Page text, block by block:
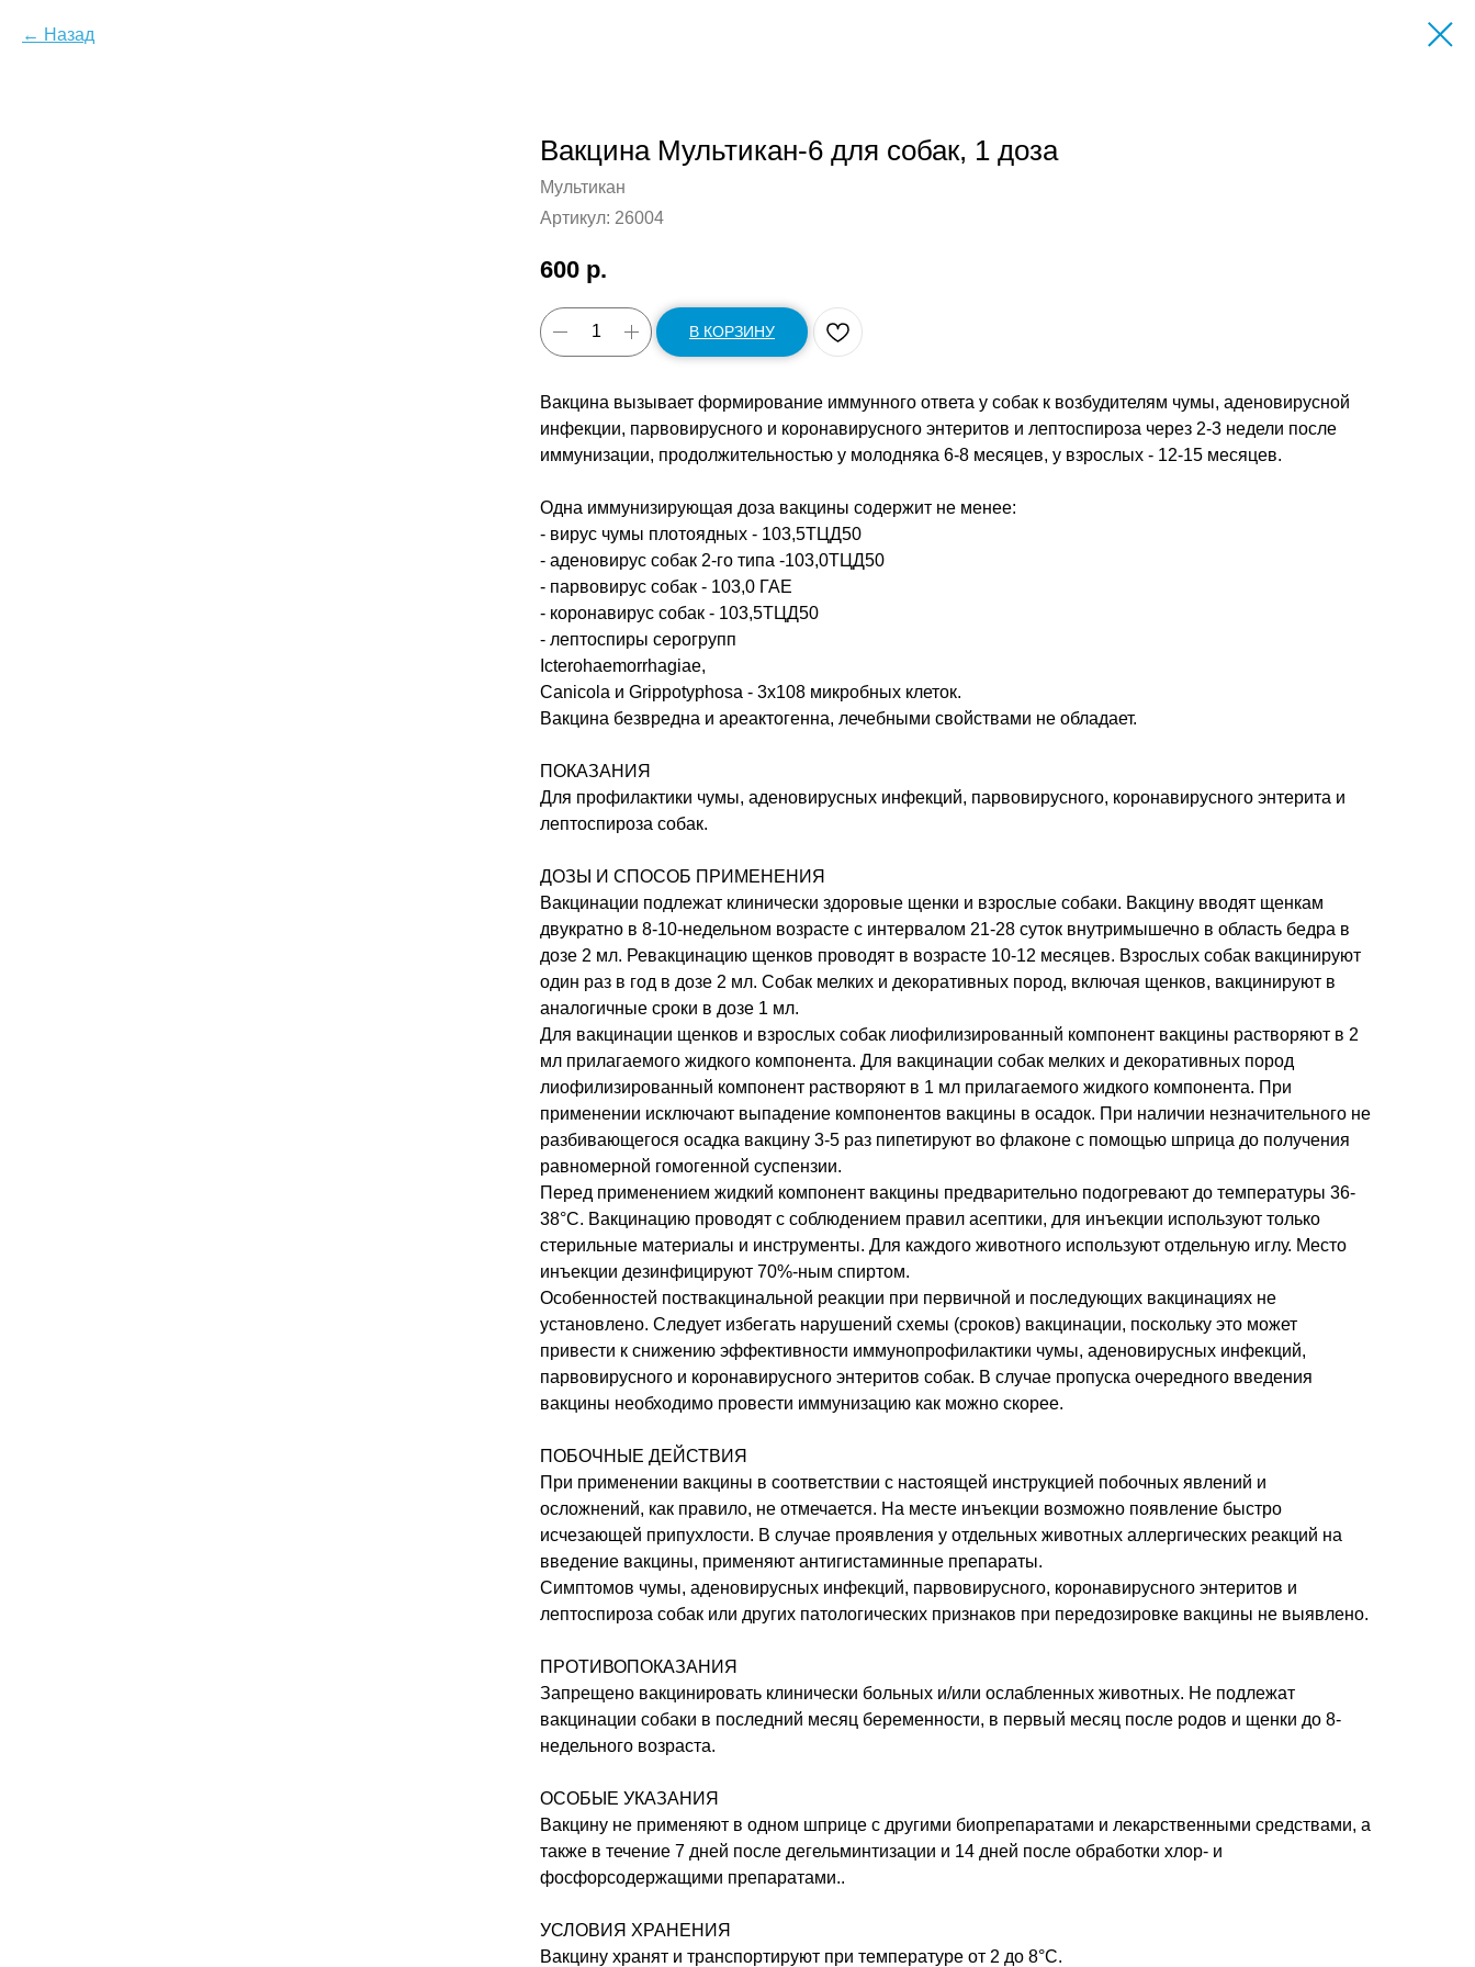
Назад
Вакцина Мультикан-6 для собак, 1 доза
Мультикан
Артикул: 26004
600 р.
В КОРЗИНУ
Вакцина вызывает формирование иммунного ответа у собак к возбудителям чумы, аденовирусной
инфекции, парвовирусного и коронавирусного энтеритов и лептоспироза через 2-3 недели после
иммунизации, продолжительностью у молодняка 6-8 месяцев, у взрослых - 12-15 месяцев.
Одна иммунизирующая доза вакцины содержит не менее:
- вирус чумы плотоядных - 103,5ТЦД50
- аденовирус собак 2-го типа -103,0ТЦД50
- парвовирус собак - 103,0 ГАЕ
- коронавирус собак - 103,5ТЦД50
- лептоспиры серогрупп
Icterohaemorrhagiae,
Canicola и Grippotyphosa - 3х108 микробных клеток.
Вакцина безвредна и ареактогенна, лечебными свойствами не обладает.
ПОКАЗАНИЯ
Для профилактики чумы, аденовирусных инфекций, парвовирусного, коронавирусного энтерита и
лептоспироза собак.
ДОЗЫ И СПОСОБ ПРИМЕНЕНИЯ
Вакцинации подлежат клинически здоровые щенки и взрослые собаки. Вакцину вводят щенкам
двукратно в 8-10-недельном возрасте с интервалом 21-28 суток внутримышечно в область бедра в
дозе 2 мл. Ревакцинацию щенков проводят в возрасте 10-12 месяцев. Взрослых собак вакцинируют
один раз в год в дозе 2 мл. Собак мелких и декоративных пород, включая щенков, вакцинируют в
аналогичные сроки в дозе 1 мл.
Для вакцинации щенков и взрослых собак лиофилизированный компонент вакцины растворяют в 2
мл прилагаемого жидкого компонента. Для вакцинации собак мелких и декоративных пород
лиофилизированный компонент растворяют в 1 мл прилагаемого жидкого компонента. При
применении исключают выпадение компонентов вакцины в осадок. При наличии незначительного не
разбивающегося осадка вакцину 3-5 раз пипетируют во флаконе с помощью шприца до получения
равномерной гомогенной суспензии.
Перед применением жидкий компонент вакцины предварительно подогревают до температуры 36-
38°С. Вакцинацию проводят с соблюдением правил асептики, для инъекции используют только
стерильные материалы и инструменты. Для каждого животного используют отдельную иглу. Место
инъекции дезинфицируют 70%-ным спиртом.
Особенностей поствакцинальной реакции при первичной и последующих вакцинациях не
установлено. Следует избегать нарушений схемы (сроков) вакцинации, поскольку это может
привести к снижению эффективности иммунопрофилактики чумы, аденовирусных инфекций,
парвовирусного и коронавирусного энтеритов собак. В случае пропуска очередного введения
вакцины необходимо провести иммунизацию как можно скорее.
ПОБОЧНЫЕ ДЕЙСТВИЯ
При применении вакцины в соответствии с настоящей инструкцией побочных явлений и
осложнений, как правило, не отмечается. На месте инъекции возможно появление быстро
исчезающей припухлости. В случае проявления у отдельных животных аллергических реакций на
введение вакцины, применяют антигистаминные препараты.
Симптомов чумы, аденовирусных инфекций, парвовирусного, коронавирусного энтеритов и
лептоспироза собак или других патологических признаков при передозировке вакцины не выявлено.
ПРОТИВОПОКАЗАНИЯ
Запрещено вакцинировать клинически больных и/или ослабленных животных. Не подлежат
вакцинации собаки в последний месяц беременности, в первый месяц после родов и щенки до 8-
недельного возраста.
ОСОБЫЕ УКАЗАНИЯ
Вакцину не применяют в одном шприце с другими биопрепаратами и лекарственными средствами, а
также в течение 7 дней после дегельминтизации и 14 дней после обработки хлор- и
фосфорсодержащими препаратами..
УСЛОВИЯ ХРАНЕНИЯ
Вакцину хранят и транспортируют при температуре от 2 до 8°С.